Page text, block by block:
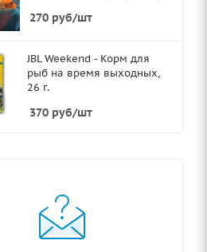
270 руб/шт
JBL Weekend - Корм для
рыб на время выходных,
26 г.
370 руб/шт